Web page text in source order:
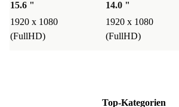
4 für ultraschnelle Datenübertragung,
klassische Geräte, HDMI für externe
Beamer. Mit WiFi 6 surfst du
15.6 "
1920 x 1080
(FullHD)
14.0 "
1920 x 1080
(FullHD)
Top-Kategorien